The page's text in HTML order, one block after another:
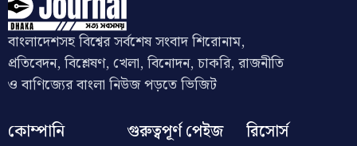
বাংলাদেশসহ বিশ্বের সর্বশেষ সংবাদ শিরোনাম,
প্রতিবেদন, বিশ্লেষণ, খেলা, বিনোদন, চাকরি, রাজনীতি
ও বাণিজ্যের বাংলা নিউজ পড়তে ভিজিট
কোম্পানি গুরুত্বপূর্ণ পেইজ রিসোর্স